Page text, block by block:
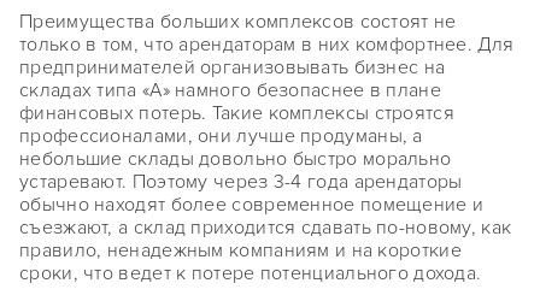
Преимущества больших комплексов состоят не
только в том, что арендаторам в них комфортнее. Для
предпринимателей организовывать бизнес на
складах типа «А» намного безопаснее в плане
финансовых потерь. Такие комплексы строятся
профессионалами, они лучше продуманы, а
небольшие склады довольно быстро морально
устаревают. Поэтому через 3-4 года арендаторы
обычно находят более современное помещение и
съезжают, а склад приходится сдавать по-новому, как
правило, ненадежным компаниям и на короткие
сроки, что ведет к потере потенциального дохода.